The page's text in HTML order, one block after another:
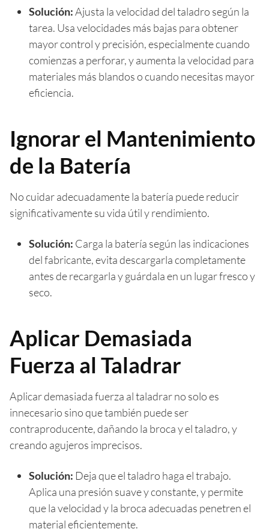
Solución:Ajusta la velocidad del taladro según la
tarea. Usa velocidades más bajas para obtener
mayor control y precisión, especialmente cuando
comienzas a perforar, y aumenta la velocidad para
materiales más blandos o cuando necesitas mayor
eficiencia.
Ignorar el Mantenimiento
de la Batería
No cuidar adecuadamente la batería puede reducir
significativamente su vida útil y rendimiento.
Solución: Carga la batería según las indicaciones
del fabricante, evita descargarla completamente
antes de recargarla y guárdala en un lugar fresco y
seco.
Aplicar Demasiada
Fuerza al Taladrar
Aplicar demasiada fuerza al taladrar no solo es
innecesario sino que también puede ser
contraproducente, dañando la broca y el taladro, y
creando agujeros imprecisos.
Solución: Deja que el taladro haga el trabajo.
Aplica una presión suave y constante, y permite
que la velocidad y la broca adecuadas penetren el
material eficientemente.